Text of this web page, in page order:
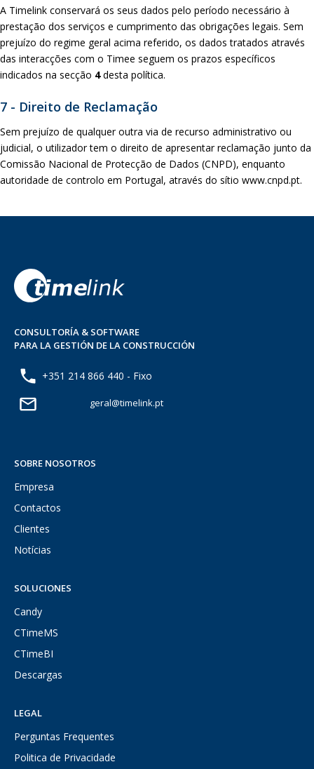
A Timelink conservará os seus dados pelo período necessário à
prestação dos serviços e cumprimento das obrigações legais. Sem
prejuízo do regime geral acima referido, os dados tratados através
das interacções com o Timee seguem os prazos específicos
indicados na secção 4desta política.
7 - Direito de Reclamação
Sem prejuízo de qualquer outra via de recurso administrativo ou
judicial, o utilizador tem o direito de apresentar reclamação junto da
Comissão Nacional de Protecção de Dados (CNPD), enquanto
autoridade de controlo em Portugal, através do sítio www.cnpd.pt.
CONSULTORÍA & SOFTWARE
PARA LA GESTIÓN DE LA CONSTRUCCIÓN
+351 214 866 440 - Fixo
geral@timelink.pt
SOBRE NOSOTROS
Empresa
Contactos
Clientes
Notícias
SOLUCIONES
Candy
CTimeMS
CTimeBI
Descargas
LEGAL
Perguntas Frequentes
Politica de Privacidade